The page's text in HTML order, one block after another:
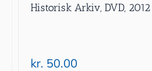
Historisk Arkiv, DVD, 2012
kr. 50.00